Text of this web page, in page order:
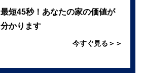
最短45秒！あなたの家の価値が
分かります
今すぐ見る＞＞